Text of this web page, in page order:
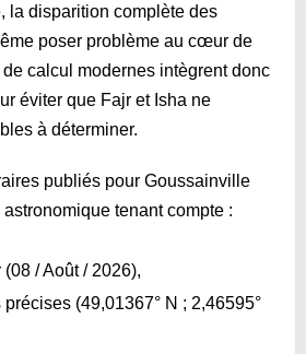
la disparition complète des
poser problème au cœur de
de calcul modernes intègrent donc
éviter que Fajr et Isha ne
à déterminer.
publiés pour Goussainville
tenant compte :
/ Août / 2026),
(49,01367° N ; 2,46595°